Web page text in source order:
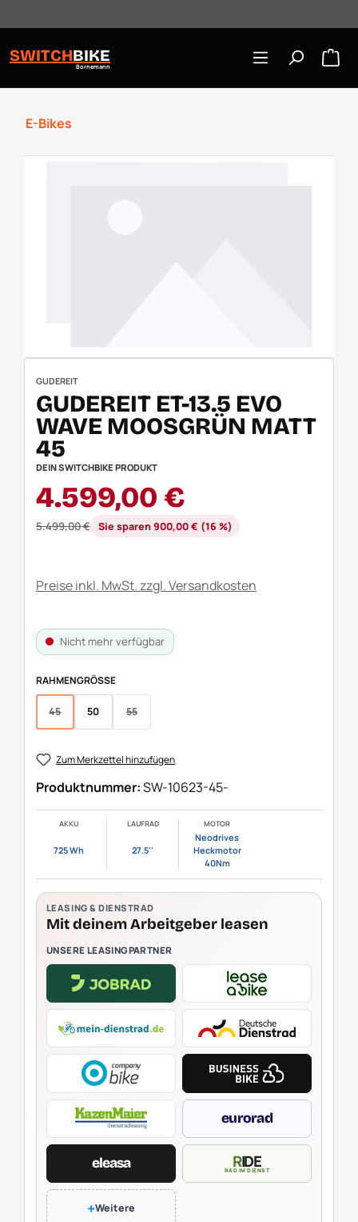
SWITCHBIKE
Bornemann
E-Bikes
GUDEREIT
GUDEREIT ET-13.5 EVO
WAVE MOOSGRÜN MATT
45
DEIN SWITCHBIKE PRODUKT
Verkaufspreis:
4.599,00 €
Regulärer Preis:
5.499,00 € Sie sparen 900,00 € (16 %)
Preise inkl. MwSt. zzgl. Versandkosten
Nicht mehr verfügbar
RAHMENGRÖSSE AUSWÄHLEN
45 50 55
Zum Merkzettel hinzufügen
Produktnummer:SW-10623-45-
AKKU
725 Wh
LAUFRAD
27.5''
MOTOR
Neodrives
Heckmotor
40Nm
LEASING & DIENSTRAD
Mit deinem Arbeitgeber leasen
UNSERE LEASINGPARTNER
eurorad
eleasa RIDE
RAD IM DIENST
+Weitere